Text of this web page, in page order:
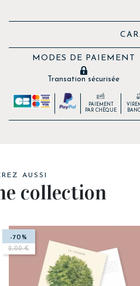
MODES DE PAIEMENT
Transation sécurisée
PAIEMENT
PAR CHÈQUE
AUSSI
collection
-70%
2,00 €